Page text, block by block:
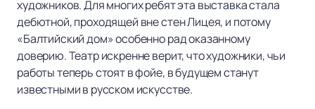
художников. Для многих ребят эта выставка стала
дебютной, проходящей вне стен Лицея, и потому
«Балтийский дом» особенно рад оказанному
доверию. Театр искренне верит, что художники, чьи
работы теперь стоят в фойе, в будущем станут
известными в русском искусстве.